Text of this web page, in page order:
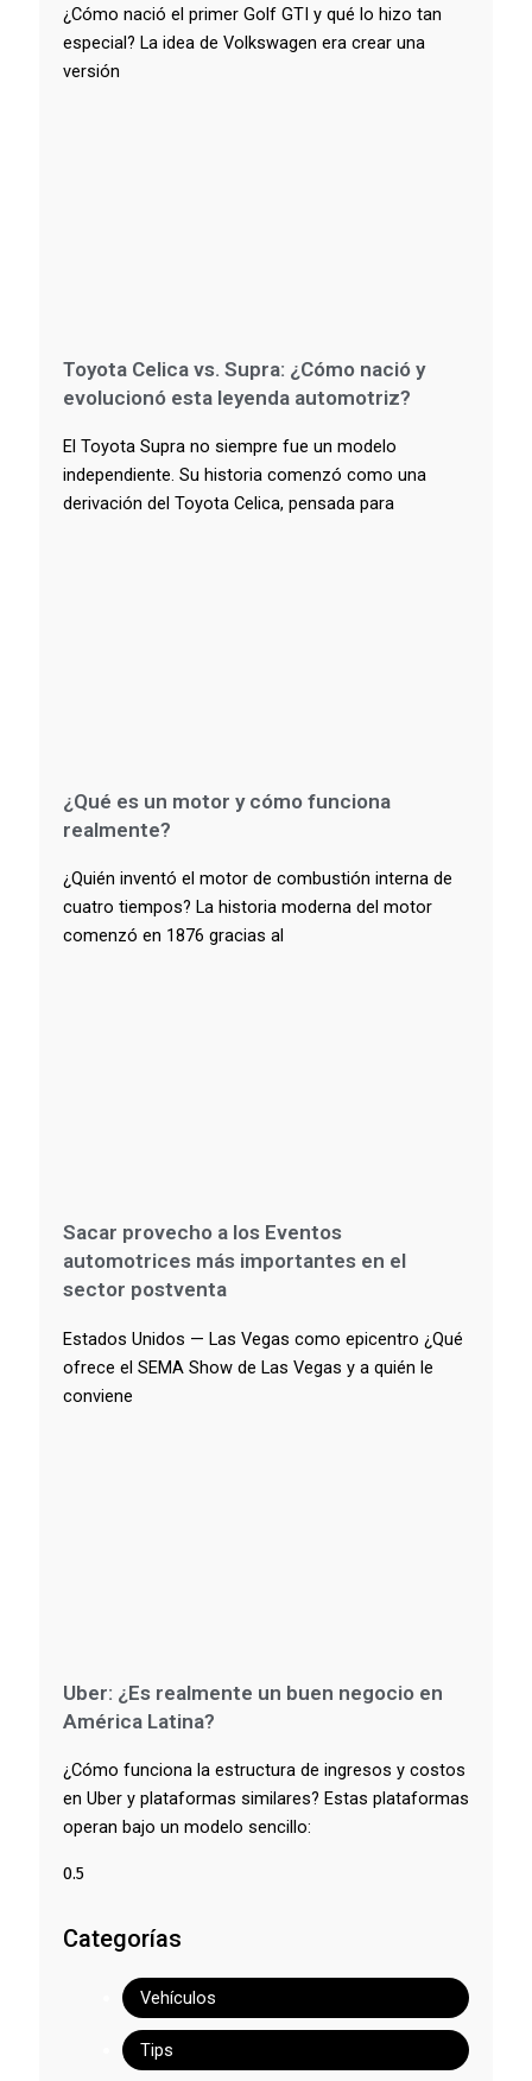
¿Cómo nació el primer Golf GTI y qué lo hizo tan
especial? La idea de Volkswagen era crear una
versión
Toyota Celica vs. Supra: ¿Cómo nació y
evolucionó esta leyenda automotriz?
El Toyota Supra no siempre fue un modelo
independiente. Su historia comenzó como una
derivación del Toyota Celica, pensada para
¿Qué es un motor y cómo funciona
realmente?
¿Quién inventó el motor de combustión interna de
cuatro tiempos? La historia moderna del motor
comenzó en 1876 gracias al
Sacar provecho a los Eventos
automotrices más importantes en el
sector postventa
Estados Unidos — Las Vegas como epicentro ¿Qué
ofrece el SEMA Show de Las Vegas y a quién le
conviene
Uber: ¿Es realmente un buen negocio en
América Latina?
¿Cómo funciona la estructura de ingresos y costos
en Uber y plataformas similares? Estas plataformas
operan bajo un modelo sencillo:
Categorías
Vehículos
Tips